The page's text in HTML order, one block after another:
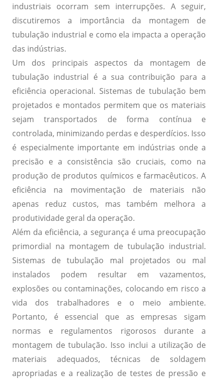
industriais ocorram sem interrupções. A seguir,
discutiremos a importância da montagem de
tubulação industrial e como ela impacta a operação
das indústrias.
Um dos principais aspectos da montagem de
tubulação industrial é a sua contribuição para a
eficiência operacional. Sistemas de tubulação bem
projetados e montados permitem que os materiais
sejam transportados de forma contínua e
controlada, minimizando perdas e desperdícios. Isso
é especialmente importante em indústrias onde a
precisão e a consistência são cruciais, como na
produção de produtos químicos e farmacêuticos. A
eficiência na movimentação de materiais não
apenas reduz custos, mas também melhora a
produtividade geral da operação.
Além da eficiência, a segurança é uma preocupação
primordial na montagem de tubulação industrial.
Sistemas de tubulação mal projetados ou mal
instalados podem resultar em vazamentos,
explosões ou contaminações, colocando em risco a
vida dos trabalhadores e o meio ambiente.
Portanto, é essencial que as empresas sigam
normas e regulamentos rigorosos durante a
montagem de tubulação. Isso inclui a utilização de
materiais adequados, técnicas de soldagem
apropriadas e a realização de testes de pressão e